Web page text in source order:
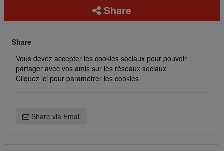
Share
Share
Vous devez accepter les cookies sociaux pour pouvoir
partager avec vos amis sur les réseaux sociaux
Cliquez ici pour paramétrer les cookies
Share via Email